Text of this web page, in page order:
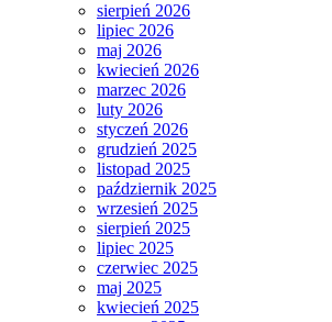
sierpień 2026
lipiec 2026
maj 2026
kwiecień 2026
marzec 2026
luty 2026
styczeń 2026
grudzień 2025
listopad 2025
październik 2025
wrzesień 2025
sierpień 2025
lipiec 2025
czerwiec 2025
maj 2025
kwiecień 2025